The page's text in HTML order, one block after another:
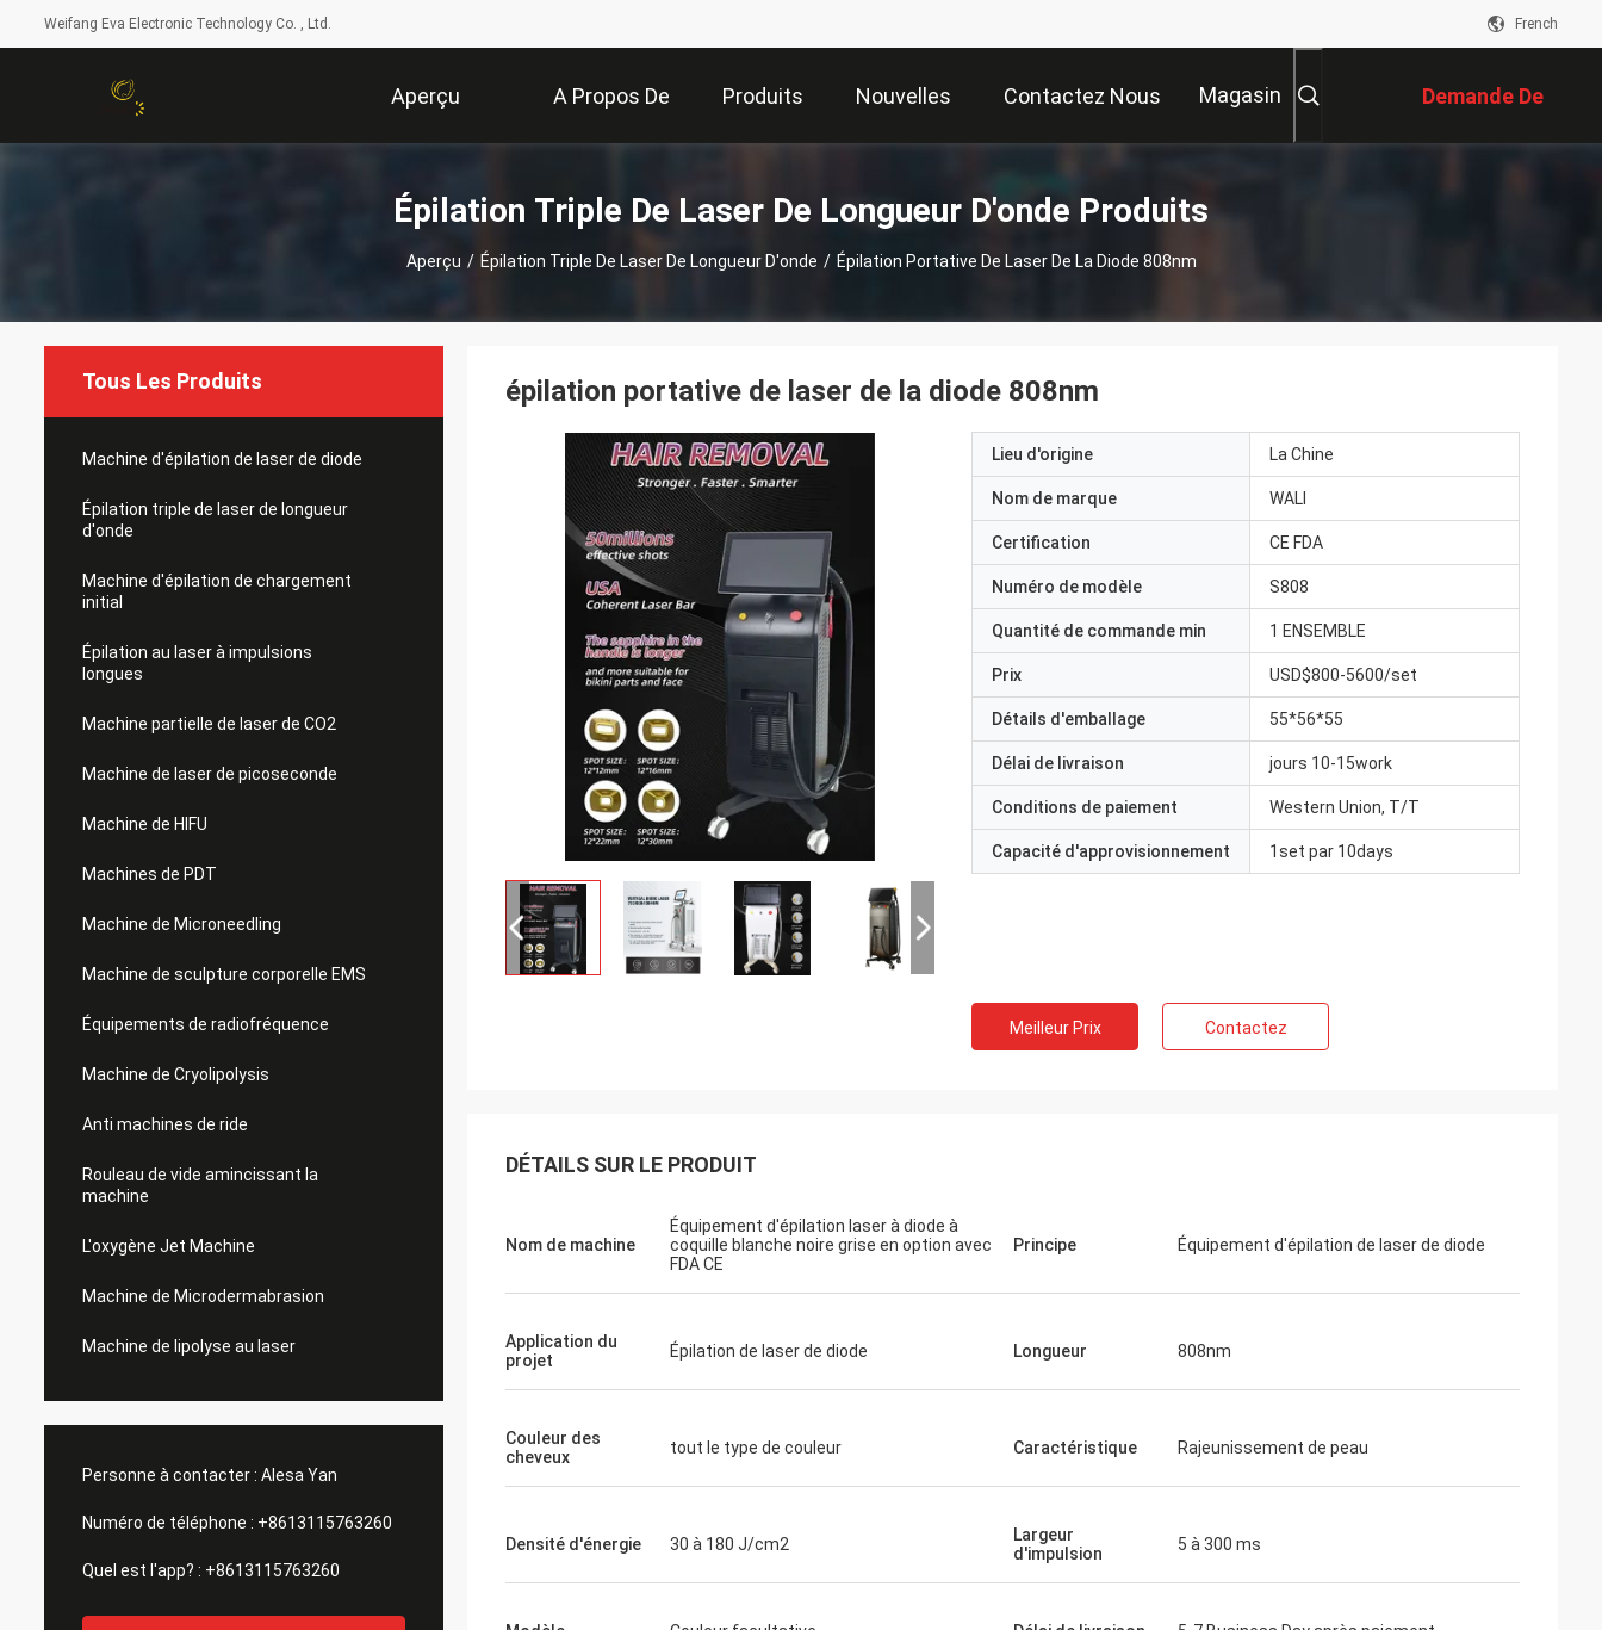
Weifang Eva Electronic Technology Co. , Ltd. French
Aperçu A Propos De
Nous
Produits Nouvelles Contactez Nous Magasin Demande De
Soumission
Épilation Triple De Laser De Longueur D'onde Produits
Aperçu / Épilation Triple De Laser De Longueur D'onde / Épilation Portative De Laser De La Diode 808nm
Tous Les Produits
Machine d'épilation de laser de diode
Épilation triple de laser de longueur
d'onde
Machine d'épilation de chargement
initial
Épilation au laser à impulsions
longues
Machine partielle de laser de CO2
Machine de laser de picoseconde
Machine de HIFU
Machines de PDT
Machine de Microneedling
Machine de sculpture corporelle EMS
Équipements de radiofréquence
Machine de Cryolipolysis
Anti machines de ride
Rouleau de vide amincissant la
machine
L'oxygène Jet Machine
Machine de Microdermabrasion
Machine de lipolyse au laser
Personne à contacter : Alesa Yan
Numéro de téléphone : +8613115763260
Quel est l'app? : +8613115763260
épilation portative de laser de la diode 808nm
Lieu d'origine La Chine
Nom de marque WALI
Certification CE FDA
Numéro de modèle S808
Quantité de commande min 1 ENSEMBLE
Prix USD$800-5600/set
Détails d'emballage 55*56*55
Délai de livraison jours 10-15work
Conditions de paiement Western Union, T/T
Capacité d'approvisionnement 1set par 10days
Meilleur Prix Contactez
DÉTAILS SUR LE PRODUIT
Nom de machine
Équipement d'épilation laser à diode à
coquille blanche noire grise en option avec
FDA CE
Principe Équipement d'épilation de laser de diode
Application du
projet
Épilation de laser de diode Longueur 808nm
Couleur des
cheveux
tout le type de couleur Caractéristique Rajeunissement de peau
Densité d'énergie 30 à 180 J/cm2
Largeur
d'impulsion
5 à 300 ms